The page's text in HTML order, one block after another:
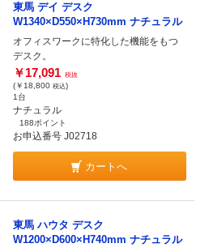
東馬 デイ デスク
W1340×D550×H730mm ナチュラル
オフィスワークに特化した機能をもつ
デスク。
￥17,091 税抜
(￥18,800 税込)
1台
ナチュラル
188ポイント
お申込番号 J02718
カートへ
東馬 ハウタ デスク
W1200×D600×H740mm ナチュラル